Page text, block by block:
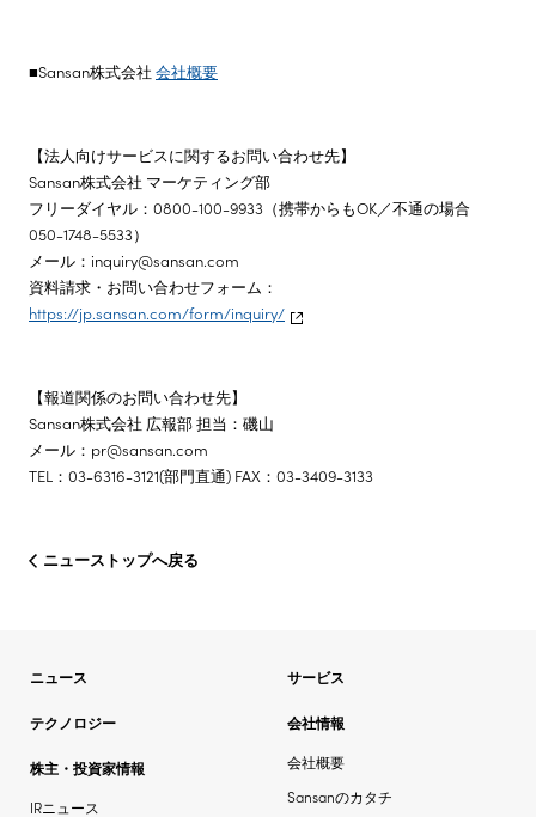
■Sansan株式会社 会社概要
【法人向けサービスに関するお問い合わせ先】
Sansan株式会社 マーケティング部
フリーダイヤル：0800-100-9933（携帯からもOK／不通の場合
050-1748-5533）
メール：inquiry@sansan.com
資料請求・お問い合わせフォーム：
https://jp.sansan.com/form/inquiry/
【報道関係のお問い合わせ先】
Sansan株式会社 広報部 担当：磯山
メール：pr@sansan.com
TEL：03-6316-3121(部門直通) FAX：03-3409-3133
ニューストップへ戻る
ニュース サービス
テクノロジー
会社情報
会社概要
Sansanのカタチ
株主・投資家情報
IRニュース